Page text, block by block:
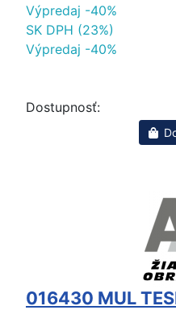
Výpredaj -40%
SK DPH (23%)
Výpredaj -40%
Dostupnosť:
016430 MUL